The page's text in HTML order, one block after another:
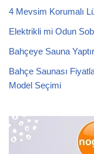
4 Mevsim Korumalı
Elektrikli mi Odun
Bahçeye Sauna
Bahçe Saunası
Model Seçimi